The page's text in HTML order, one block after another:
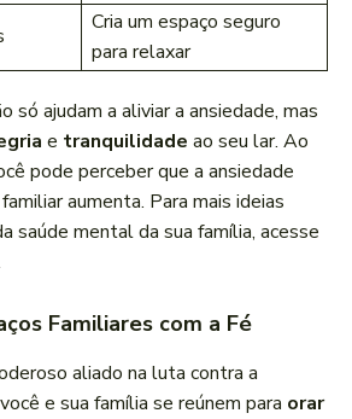
Cria um espaço seguro
para relaxar
só ajudam a aliviar a ansiedade, mas
e tranquilidade ao seu lar. Ao
pode perceber que a ansiedade
aumenta. Para mais ideias
saúde mental da sua família, acesse
Familiares com a Fé
aliado na luta contra a
e sua família se reúnem para orar